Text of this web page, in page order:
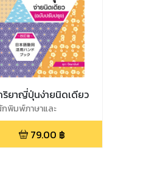
ริยาญี่ปุ่นง่ายนิดเดียว
พิมพ์ภาษาและ
รรม,สุภา ปัทมานันท์
79.00 ฿